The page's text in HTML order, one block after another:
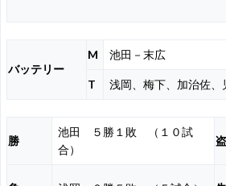
バッテリー
M 池田－末広
T 浅岡、梅下、加治佐、
勝
池田 ５勝１敗 （１０試
合）
盗